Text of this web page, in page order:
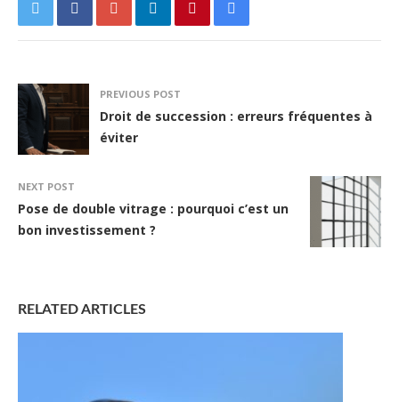
PREVIOUS POST
Droit de succession : erreurs fréquentes à
éviter
NEXT POST
Pose de double vitrage : pourquoi c’est un
bon investissement ?
RELATED ARTICLES